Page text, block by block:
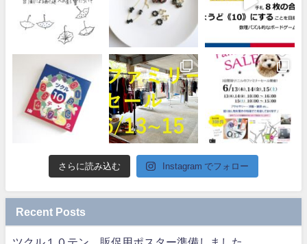
さらに読み込む Instagram でフォロー
Recent Posts